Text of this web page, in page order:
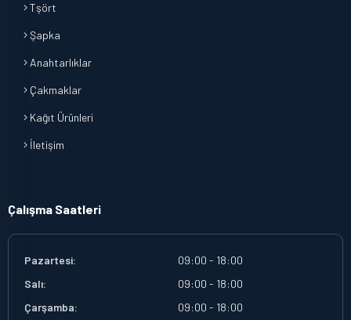
Tşört
Şapka
Anahtarlıklar
Çakmaklar
Kağıt Ürünleri
İletişim
Çalışma Saatleri
Pazartesi:
09:00 - 18:00
Salı:
09:00 - 18:00
Çarşamba:
09:00 - 18:00